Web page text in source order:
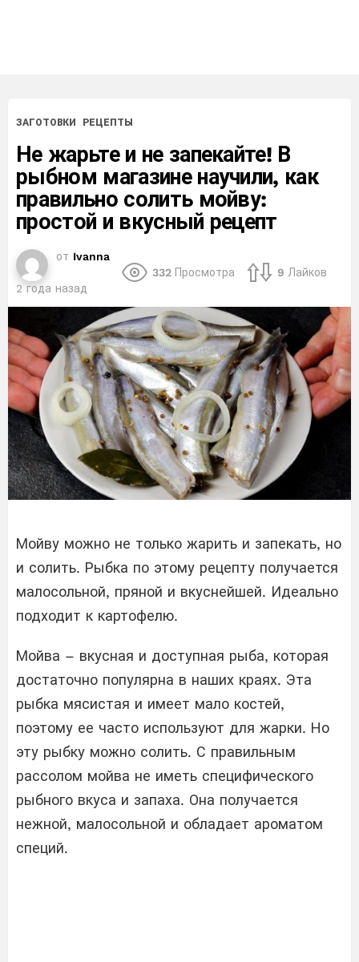
ЗАГОТОВКИ РЕЦЕПТЫ
Не жарьте и не запекайте! В
рыбном магазине научили, как
правильно солить мойву:
простой и вкусный рецепт
от Ivanna
2 года назад
332 Просмотра 9 Лайков
Мойву можно не только жарить и запекать, но
и солить. Рыбка по этому рецепту получается
малосольной, пряной и вкуснейшей. Идеально
подходит к картофелю.
Мойва – вкусная и доступная рыба, которая
достаточно популярна в наших краях. Эта
рыбка мясистая и имеет мало костей,
поэтому ее часто используют для жарки. Но
эту рыбку можно солить. С правильным
рассолом мойва не иметь специфического
рыбного вкуса и запаха. Она получается
нежной, малосольной и обладает ароматом
специй.